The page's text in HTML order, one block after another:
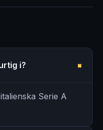
i?
Serie A